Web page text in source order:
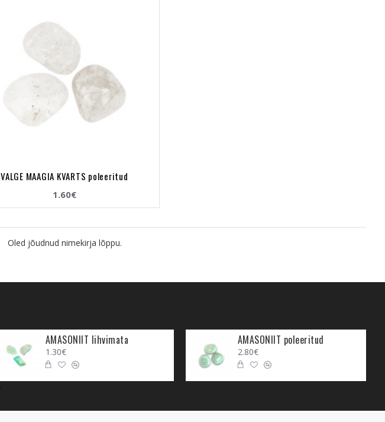
VALGE MAAGIA KVARTS poleeritud
1.60€
Oled jõudnud nimekirja lõppu.
AMASONIIT lihvimata
1.30€
AMASONIIT poleeritud
2.80€